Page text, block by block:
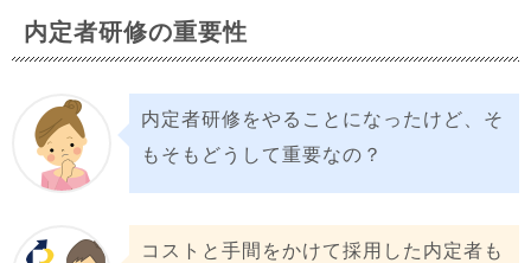
内定者研修の重要性
内定者研修をやることになったけど、そ
もそもどうして重要なの？
コストと手間をかけて採用した内定者も